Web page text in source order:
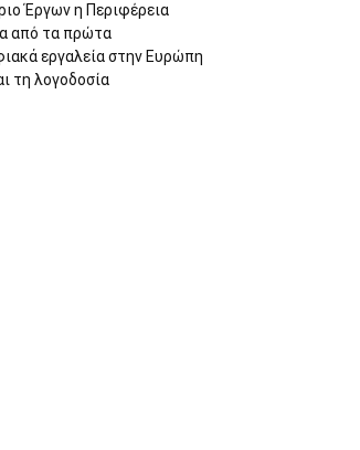
Έργων η Περιφέρεια
από τα πρώτα
εργαλεία στην Ευρώπη
τη λογοδοσία